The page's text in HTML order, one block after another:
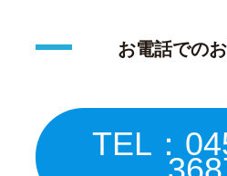
お電話での
TEL：